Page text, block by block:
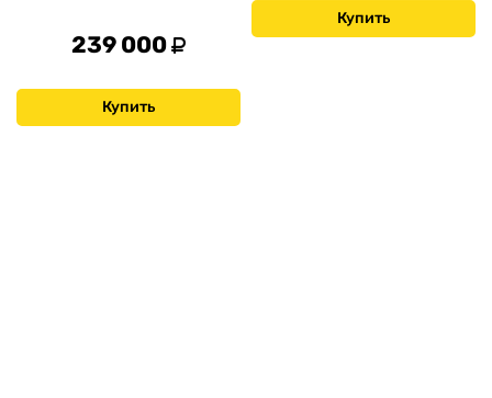
239 000
Купить
Купить